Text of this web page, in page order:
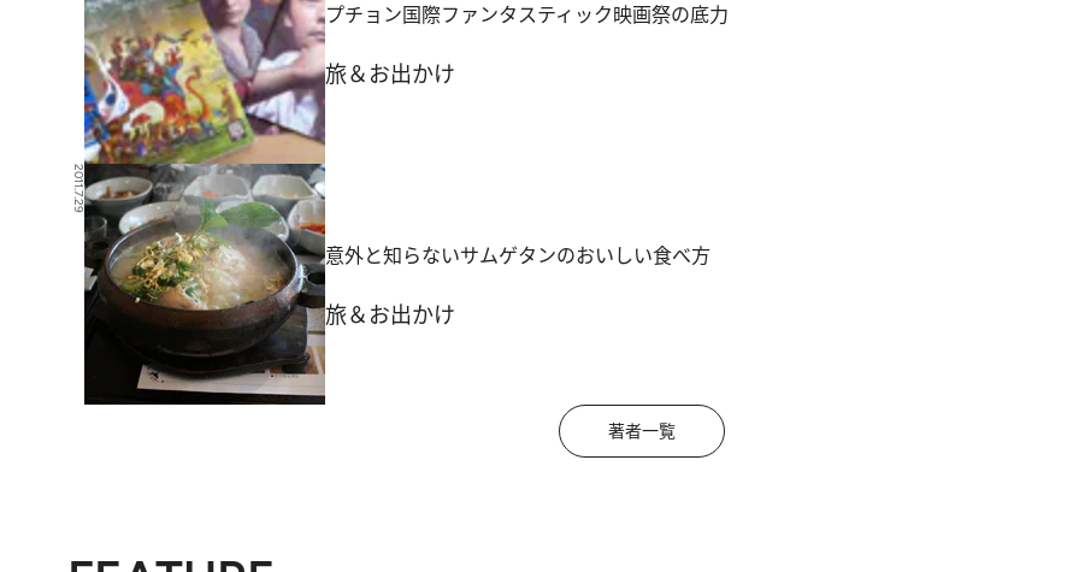
プチョン国際ファンタスティック映画祭の底力
旅＆お出かけ
2011.7.29
意外と知らないサムゲタンのおいしい食べ方
旅＆お出かけ
著者一覧